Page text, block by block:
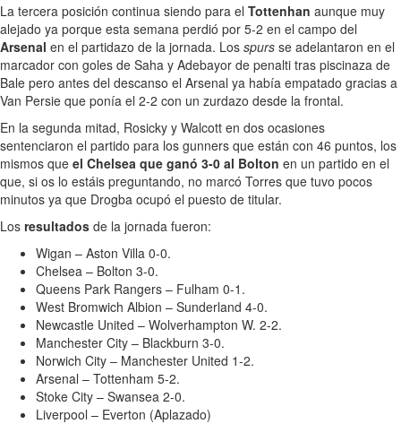
La tercera posición continua siendo para el Tottenhan aunque muy
alejado ya porque esta semana perdió por 5-2 en el campo del
Arsenal en el partidazo de la jornada. Los spurs se adelantaron en el
marcador con goles de Saha y Adebayor de penalti tras piscinaza de
Bale pero antes del descanso el Arsenal ya había empatado gracias a
Van Persie que ponía el 2-2 con un zurdazo desde la frontal.
En la segunda mitad, Rosicky y Walcott en dos ocasiones
sentenciaron el partido para los gunners que están con 46 puntos, los
mismos que el Chelsea que ganó 3-0 al Bolton en un partido en el
que, si os lo estáis preguntando, no marcó Torres que tuvo pocos
minutos ya que Drogba ocupó el puesto de titular.
Los resultados de la jornada fueron:
Wigan – Aston Villa 0-0.
Chelsea – Bolton 3-0.
Queens Park Rangers – Fulham 0-1.
West Bromwich Albion – Sunderland 4-0.
Newcastle United – Wolverhampton W. 2-2.
Manchester City – Blackburn 3-0.
Norwich City – Manchester United 1-2.
Arsenal – Tottenham 5-2.
Stoke City – Swansea 2-0.
Liverpool – Everton (Aplazado)